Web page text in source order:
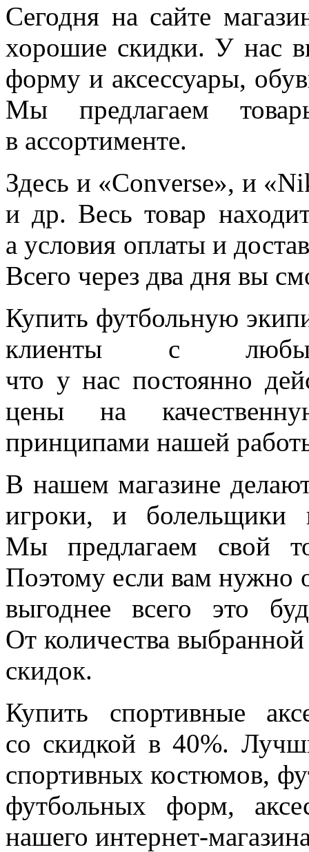
Сегодня на сайте
хорошие скидки. У нас
форму и аксессуары,
Мы предлагаем
в ассортименте.
Здесь и «Converse», и
и др. Весь товар
а условия оплаты и
Всего через два дня вы
Купить футбольную
клиенты с
что у нас постоянно
цены на
принципами нашей
В нашем магазине
игроки, и болельщики
Мы предлагаем свой
Поэтому если вам нужно
выгоднее всего это
От количества
скидок.
Купить спортивные
со скидкой в 40%.
спортивных костюмов,
футбольных форм,
нашего интернет-